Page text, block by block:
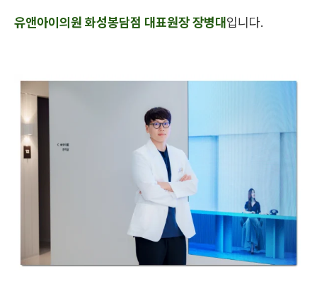
유앤아이의원 화성봉담점 대표원장 장병대입니다.